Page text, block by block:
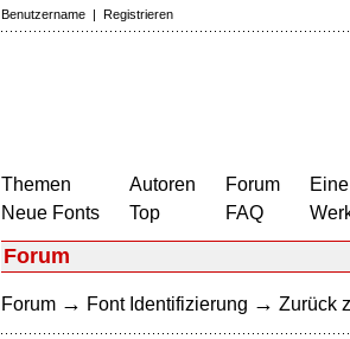
Benutzername | Registrieren
Themen
Neue Fonts
Autoren
Top
Forum
FAQ
Forum
Forum → Font Identifizierung → Zurück